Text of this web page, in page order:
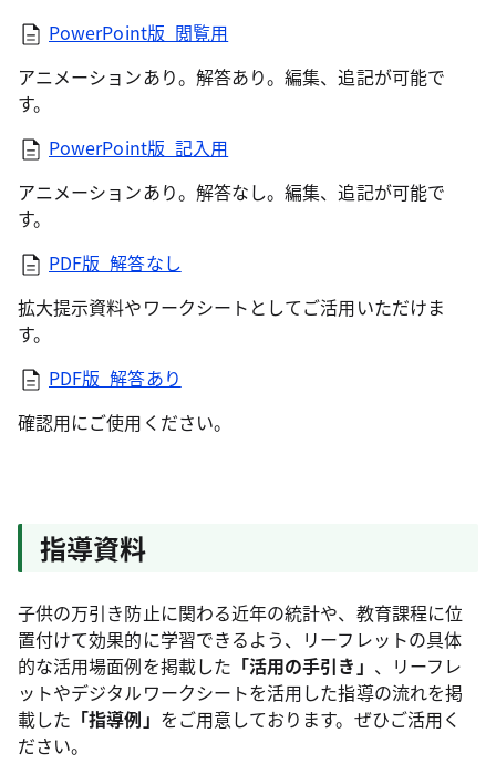
PowerPoint版_閲覧用
アニメーションあり。解答あり。編集、追記が可能で
す。
PowerPoint版_記入用
アニメーションあり。解答なし。編集、追記が可能で
す。
PDF版_解答なし
拡大提示資料やワークシートとしてご活用いただけま
す。
PDF版_解答あり
確認用にご使用ください。
指導資料
子供の万引き防止に関わる近年の統計や、教育課程に位
置付けて効果的に学習できるよう、リーフレットの具体
的な活用場面例を掲載した 「活用の手引き」 、リーフレ
ットやデジタルワークシートを活用した指導の流れを掲
載した 「指導例」 をご用意しております。ぜひご活用く
ださい。